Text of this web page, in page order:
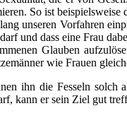
So ist beispielsweise
unseren Vorfahren
und dass eine Frau
Glauben
wie Frauen
ihn die Fesseln solch
kann er sein Ziel gut